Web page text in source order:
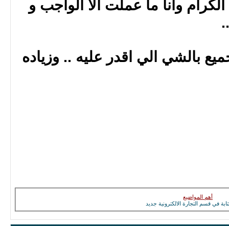
وانا ما عملت الا الواجب و
بالشي الي اقدر عليه .. وزياده
أهم المواضيع
في قسم التجارة الالكترونية جديد